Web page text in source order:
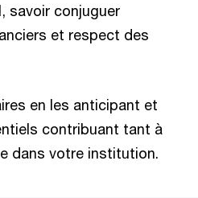
savoir conjuguer
et respect des
en les anticipant et
contribuant tant à
dans votre institution.